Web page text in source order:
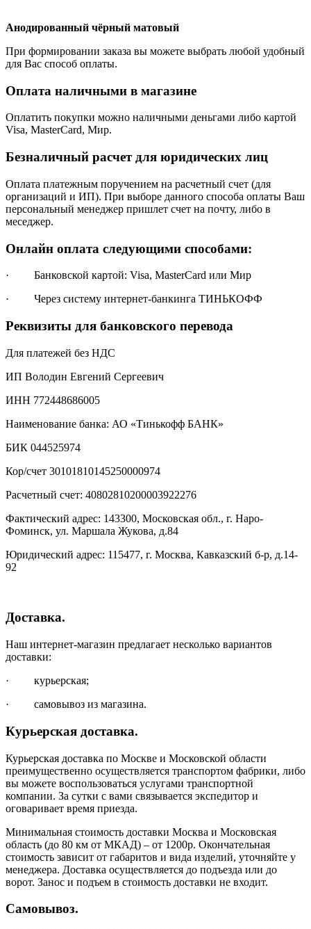
Анодированный чёрный матовый
При формировании заказа вы можете выбрать любой удобный
для Вас способ оплаты.
Оплата наличными в магазине
Оплатить покупки можно наличными деньгами либо картой
Visa, MasterCard, Мир.
Безналичный расчет для юридических лиц
Оплата платежным поручением на расчетный счет (для
организаций и ИП). При выборе данного способа оплаты Ваш
персональный менеджер пришлет счет на почту, либо в
меседжер.
Онлайн оплата следующими способами:
· Банковской картой: Visa, MasterCard или Мир
· Через систему интернет-банкинга ТИНЬКОФФ
Реквизиты для банковского перевода
Для платежей без НДС
ИП Володин Евгений Сергеевич
ИНН 772448686005
Наименование банка: АО «Тинькофф БАНК»
БИК 044525974
Кор/счет 30101810145250000974
Расчетный счет: 40802810200003922276
Фактический адрес: 143300, Московская обл., г. Наро-
Фоминск, ул. Маршала Жукова, д.84
Юридический адрес: 115477, г. Москва, Кавказский б-р, д.14-
92
Доставка.
Наш интернет-магазин предлагает несколько вариантов
доставки:
· курьерская;
· самовывоз из магазина.
Курьерская доставка.
Курьерская доставка по Москве и Московской области
преимущественно осуществляется транспортом фабрики, либо
вы можете воспользоваться услугами транспортной
компании. За сутки с вами связывается экспедитор и
оговаривает время приезда.
Минимальная стоимость доставки Москва и Московская
область (до 80 км от МКАД) – от 1200р. Окончательная
стоимость зависит от габаритов и вида изделий, уточняйте у
менеджера. Доставка осуществляется до подъезда или до
ворот. Занос и подъем в стоимость доставки не входит.
Самовывоз.